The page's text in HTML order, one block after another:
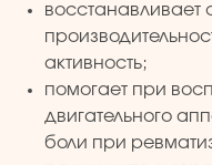
восстанавливает
активность;
помогает при
двигательного
боли при